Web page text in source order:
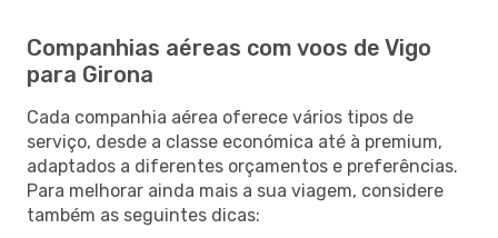
Companhias aéreas com voos de Vigo
para Girona
Cada companhia aérea oferece vários tipos de
serviço, desde a classe económica até à premium,
adaptados a diferentes orçamentos e preferências.
Para melhorar ainda mais a sua viagem, considere
também as seguintes dicas: